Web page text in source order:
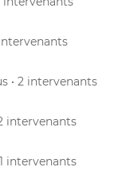
• 2 intervenants
intervenants
intervenants